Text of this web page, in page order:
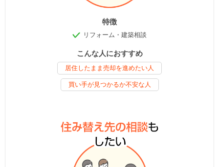
特徴
リフォーム・建築相談
こんな人におすすめ
居住したまま売却を進めたい人
買い手が見つかるか不安な人